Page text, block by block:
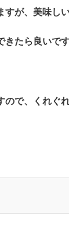
が、美味し
たら良いです
で、くれぐ